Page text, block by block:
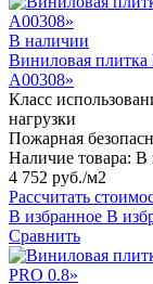
В наличии
Виниловая плитка
A00308»
Класс
нагрузки
Пожарная
Наличие товара: В
4 752 руб./м2
Рассчитать
В избранное В
Сравнить